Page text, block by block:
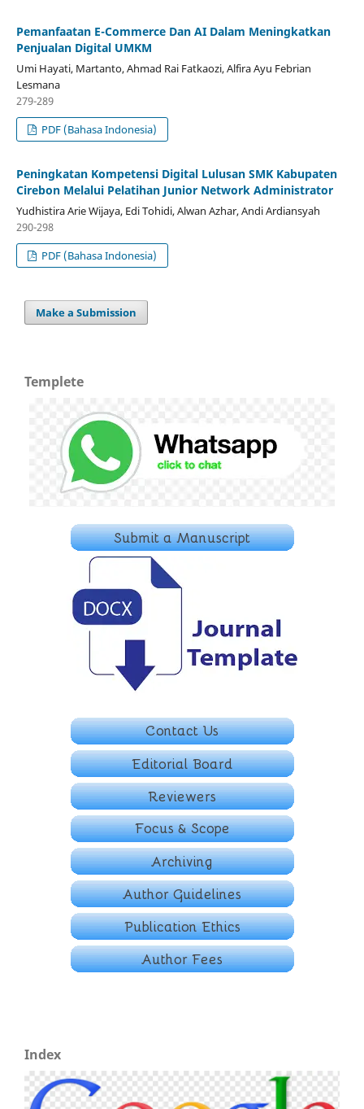
Pemanfaatan E-Commerce Dan AI Dalam Meningkatkan
Penjualan Digital UMKM
Umi Hayati, Martanto, Ahmad Rai Fatkaozi, Alfira Ayu Febrian
Lesmana
279-289
PDF (Bahasa Indonesia)
Peningkatan Kompetensi Digital Lulusan SMK Kabupaten
Cirebon Melalui Pelatihan Junior Network Administrator
Yudhistira Arie Wijaya, Edi Tohidi, Alwan Azhar, Andi Ardiansyah
290-298
PDF (Bahasa Indonesia)
Make a Submission
Templete
Index